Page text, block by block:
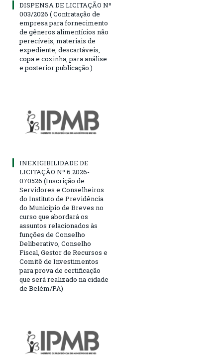
DISPENSA DE LICITAÇÃO Nº
003/2026 ( Contratação de
empresa para fornecimento
de gêneros alimentícios não
perecíveis, materiais de
expediente, descartáveis,
copa e cozinha, para análise
e posterior publicação.)
INEXIGIBILIDADE DE
LICITAÇÃO Nº 6.2026-
070526 (Inscrição de
Servidores e Conselheiros
do Instituto de Previdência
do Município de Breves no
curso que abordará os
assuntos relacionados às
funções de Conselho
Deliberativo, Conselho
Fiscal, Gestor de Recursos e
Comitê de Investimentos
para prova de certificação
que será realizado na cidade
de Belém/PA)